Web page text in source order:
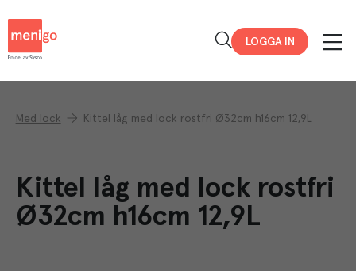
LOGGA IN
Med lock Kittel låg med lock rostfri Ø32cm h16cm 12,9L
Kittel låg med lock rostfri
Ø32cm h16cm 12,9L